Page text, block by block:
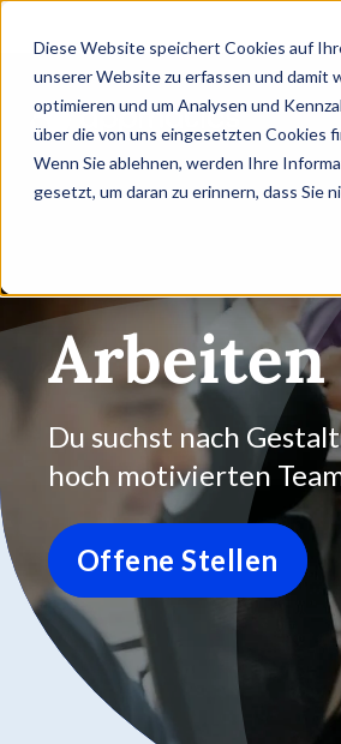
Diese Website speichert Cookies auf
unserer Website zu erfassen und damit
optimieren und um Analysen und
über die von uns eingesetzten Cookies
Wenn Sie ablehnen, werden Ihre
gesetzt, um daran zu erinnern, dass Sie
Arbeiten
Du suchst nach
hoch motivierten
Offene Stellen